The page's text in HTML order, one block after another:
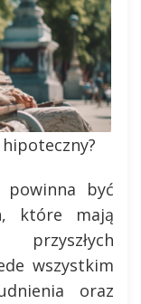
powinna być
które mają
wszystkim
oraz